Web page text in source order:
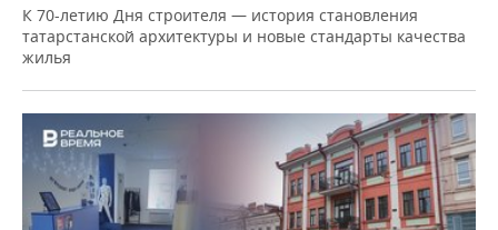
К 70-летию Дня строителя — история становления
татарстанской архитектуры и новые стандарты качества
жилья